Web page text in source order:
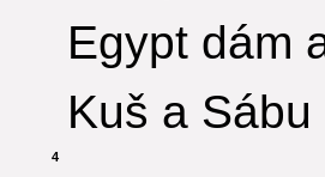
Egypt dám
Kuš a
4